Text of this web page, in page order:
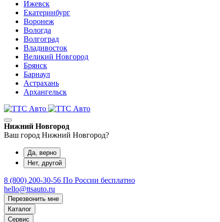
Ижевск
Екатеринбург
Воронеж
Вологда
Волгоград
Владивосток
Великий Новгород
Брянск
Барнаул
Астрахань
Архангельск
Нижний Новгород
Ваш город Нижний Новгород?
Да, верно
Нет, другой
8 (800) 200-30-56 По России бесплатно
hello@ttsauto.ru
Перезвонить мне
Каталог
Сервис